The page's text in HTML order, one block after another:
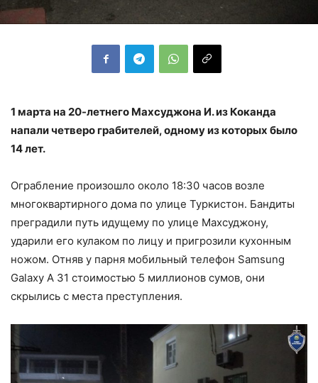
1 марта на 20-летнего Махсуджона И. из Коканда
напали четверо грабителей, одному из которых было
14 лет.
Ограбление произошло около 18:30 часов возле
многоквартирного дома по улице Туркистон. Бандиты
преградили путь идущему по улице Махсуджону,
ударили его кулаком по лицу и пригрозили кухонным
ножом. Отняв у парня мобильный телефон Samsung
Galaxy A 31 стоимостью 5 миллионов сумов, они
скрылись с места преступления.